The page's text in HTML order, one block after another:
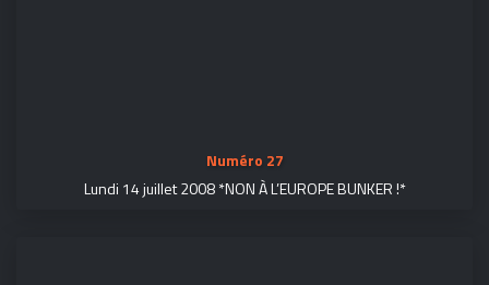
Numéro 27
Lundi 14 juillet 2008 *NON À L’EUROPE BUNKER !*